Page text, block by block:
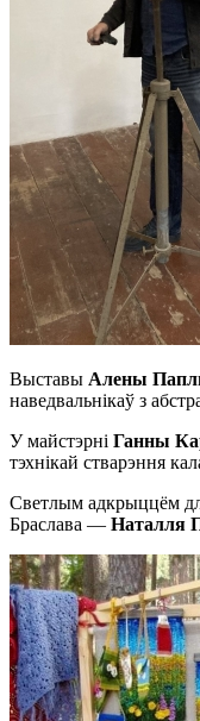
Выставы Алены
наведвальнікаў з
У майстэрні Ганны
тэхнікай стварэння
Светлым адкрыццём
Браслава — Наталля